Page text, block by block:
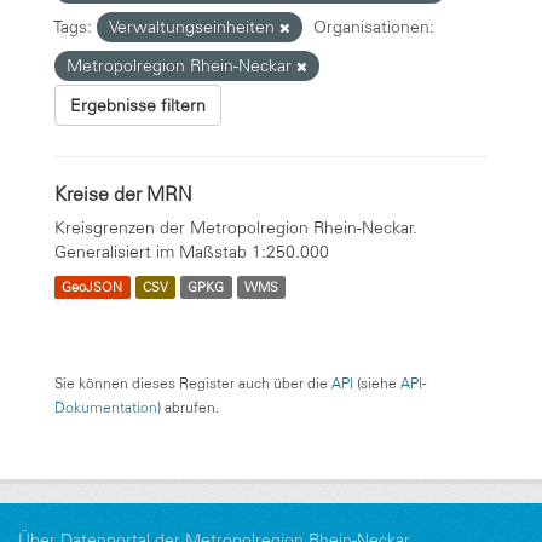
Tags:
Verwaltungseinheiten
Organisationen:
Metropolregion Rhein-Neckar
Ergebnisse filtern
Kreise der MRN
Kreisgrenzen der Metropolregion Rhein-Neckar.
Generalisiert im Maßstab 1:250.000
GeoJSON CSV GPKG WMS
Sie können dieses Register auch über die API (siehe API-
Dokumentation) abrufen.